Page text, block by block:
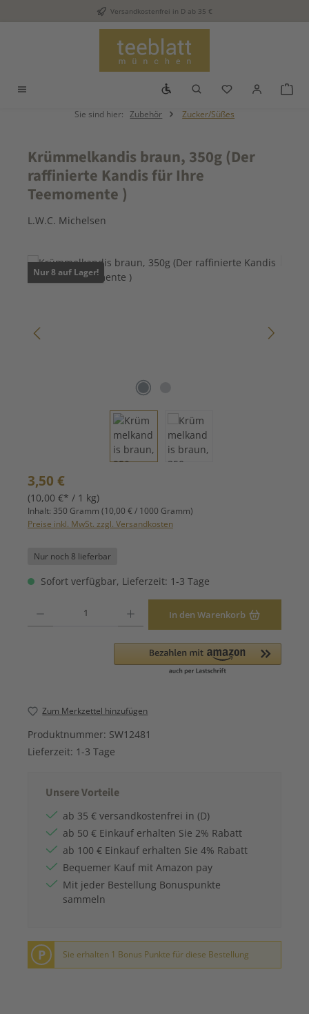
Zum Hauptinhalt springenVersandkostenfrei in D ab 35 €
Werkzeugleiste anzeigen
Du hast 0
Sie sind hier: Zubehör Zucker/Süßes
Krümmelkandis braun, 350g (Der
raffinierte Kandis für Ihre
Teemomente )
L.W.C. Michelsen
Bildergalerie überspringen
Nur 8 auf Lager!
Regulärer Preis:
3,50 €
(10,00 €* / 1 kg)
Inhalt: 350 Gramm (10,00 € / 1000 Gramm)
Preise inkl. MwSt. zzgl. Versandkosten
Nur noch 8 lieferbar
Sofort verfügbar, Lieferzeit: 1-3 Tage
In den Warenkorb
Zum Merkzettel hinzufügen
Produktnummer: SW12481
Lieferzeit: 1-3 Tage
Unsere Vorteile
ab 35 € versandkostenfrei in (D)
ab 50 € Einkauf erhalten Sie 2% Rabatt
ab 100 € Einkauf erhalten Sie 4% Rabatt
Bequemer Kauf mit Amazon pay
Mit jeder Bestellung Bonuspunkte
sammeln
P Sie erhalten 1 Bonus Punkte für diese Bestellung